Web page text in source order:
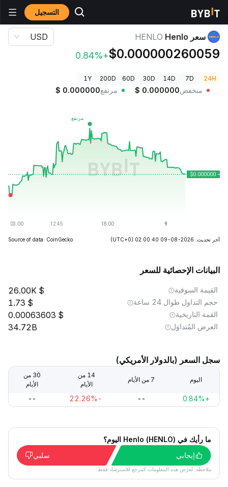
التسجيل أسعار العملات الرقمية
سعر Henlo HENLO
$0.000000260059
+0.84%
USD
24H
7D
14D
30D
60D
200D
1Y
منخفض $ 0.000000 مرتفع $ 0.000000
آخر تحديث: 2026-08-09 02:00:40 (UTC+0)
Source of data: CoinGecko
البيانات الإحصائية للسعر
القيمة السوقية 26.00K
حجم التداول طوال 24 ساعة 1.73
القمة التاريخية 0.00063603
العرض المُتداوَل 34.72B
سجل السعر (بالدولار الأمريكي)
اليوم 7 من الأيام
14 من
الأيام
30 من
الأيام
+0.84%
--
-22.26%
--
ما رأيك في Henlo (HENLO) اليوم؟
إيجابي
سلبي
ملاحظة: تُعرَض هذه المعلومات كمرجع للاسترشاد فقط.